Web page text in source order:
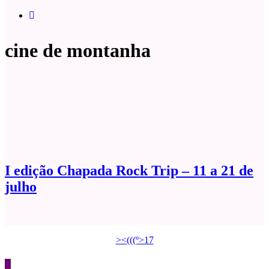
cine de montanha
I edição Chapada Rock Trip – 11 a 21 de
julho
><(((º>17